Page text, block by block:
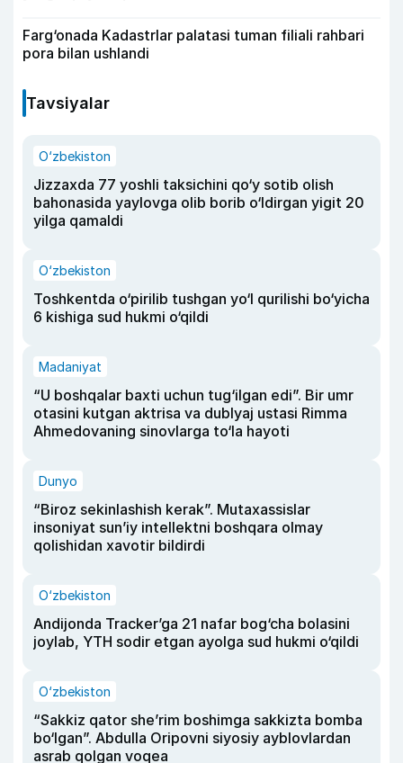
Farg‘onada Kadastrlar palatasi tuman filiali rahbari
pora bilan ushlandi
Tavsiyalar
O‘zbekiston
Jizzaxda 77 yoshli taksichini qo‘y sotib olish
bahonasida yaylovga olib borib o‘ldirgan yigit 20
yilga qamaldi
O‘zbekiston
Toshkentda o‘pirilib tushgan yo‘l qurilishi bo‘yicha
6 kishiga sud hukmi o‘qildi
Madaniyat
“U boshqalar baxti uchun tug‘ilgan edi”. Bir umr
otasini kutgan aktrisa va dublyaj ustasi Rimma
Ahmedovaning sinovlarga to‘la hayoti
Dunyo
“Biroz sekinlashish kerak”. Mutaxassislar
insoniyat sun’iy intellektni boshqara olmay
qolishidan xavotir bildirdi
O‘zbekiston
Andijonda Tracker’ga 21 nafar bog‘cha bolasini
joylab, YTH sodir etgan ayolga sud hukmi o‘qildi
O‘zbekiston
“Sakkiz qator she’rim boshimga sakkizta bomba
bo‘lgan”. Abdulla Oripovni siyosiy ayblovlardan
asrab qolgan voqea